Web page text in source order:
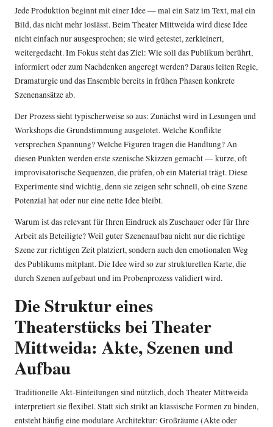
Jede Produktion beginnt mit einer Idee — mal ein Satz im Text, mal ein
Bild, das nicht mehr loslässt. Beim Theater Mittweida wird diese Idee
nicht einfach nur ausgesprochen; sie wird getestet, zerkleinert,
weitergedacht. Im Fokus steht das Ziel: Wie soll das Publikum berührt,
informiert oder zum Nachdenken angeregt werden? Daraus leiten Regie,
Dramaturgie und das Ensemble bereits in frühen Phasen konkrete
Szenenansätze ab.
Der Prozess sieht typischerweise so aus: Zunächst wird in Lesungen und
Workshops die Grundstimmung ausgelotet. Welche Konflikte
versprechen Spannung? Welche Figuren tragen die Handlung? An
diesen Punkten werden erste szenische Skizzen gemacht — kurze, oft
improvisatorische Sequenzen, die prüfen, ob ein Material trägt. Diese
Experimente sind wichtig, denn sie zeigen sehr schnell, ob eine Szene
Potenzial hat oder nur eine nette Idee bleibt.
Warum ist das relevant für Ihren Eindruck als Zuschauer oder für Ihre
Arbeit als Beteiligte? Weil guter Szenenaufbau nicht nur die richtige
Szene zur richtigen Zeit platziert, sondern auch den emotionalen Weg
des Publikums mitplant. Die Idee wird so zur strukturellen Karte, die
durch Szenen aufgebaut und im Probenprozess validiert wird.
Die Struktur eines
Theaterstücks bei Theater
Mittweida: Akte, Szenen und
Aufbau
Traditionelle Akt-Einteilungen sind nützlich, doch Theater Mittweida
interpretiert sie flexibel. Statt sich strikt an klassische Formen zu binden,
entsteht häufig eine modulare Architektur: Großräume (Akte oder